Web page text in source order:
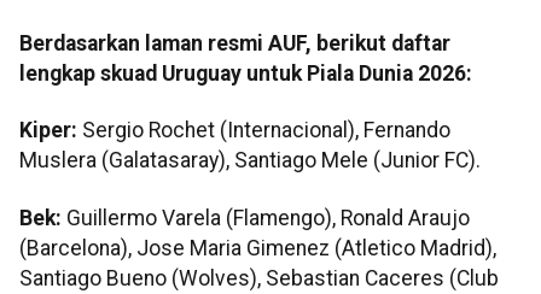
Berdasarkan laman resmi AUF, berikut daftar
lengkap skuad Uruguay untuk Piala Dunia 2026:
Kiper: Sergio Rochet (Internacional), Fernando
Muslera (Galatasaray), Santiago Mele (Junior FC).
Bek: Guillermo Varela (Flamengo), Ronald Araujo
(Barcelona), Jose Maria Gimenez (Atletico Madrid),
Santiago Bueno (Wolves), Sebastian Caceres (Club